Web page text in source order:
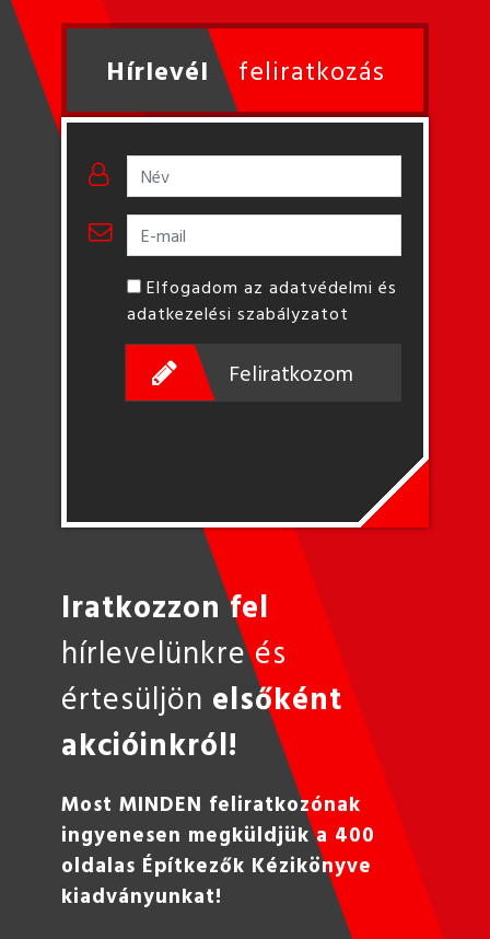
Hírlevél feliratkozás
Elfogadom az adatvédelmi és
adatkezelési szabályzatot
Feliratkozom
Iratkozzon fel
hírlevelünkre és
értesüljön elsőként
akcióinkról!
Most MINDEN feliratkozónak
ingyenesen megküldjük a 400
oldalas Építkezők Kézikönyve
kiadványunkat!